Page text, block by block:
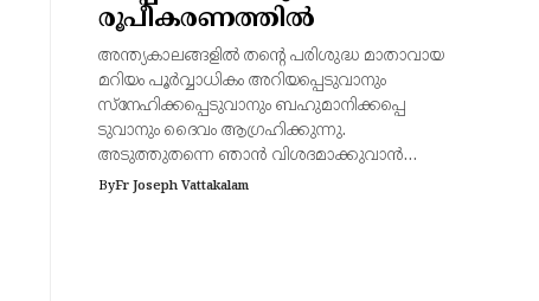
രൂപീകരണത്തിൽ
അന്ത്യകാലങ്ങളിൽ തന്റെ പരിശുദ്ധ മാതാവായ
മറിയം പൂർവ്വാധികം അറിയപ്പെടുവാനും
സ്നേഹിക്കപ്പെടുവാനും ബഹുമാനിക്കപ്പെ
ടുവാനും ദൈവം ആഗ്രഹിക്കുന്നു.
അടുത്തുതന്നെ ഞാൻ വിശദമാക്കുവാൻ…
ByFr Joseph Vattakalam